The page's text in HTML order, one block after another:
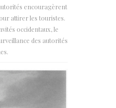
encouragèrent
attirer les touristes.
occidentaux, le
des autorités